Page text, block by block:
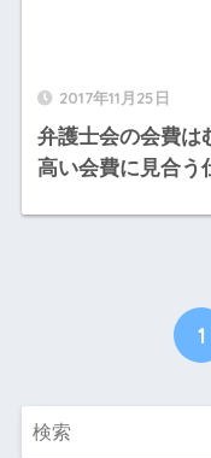
2017年11月25日
弁護士会の会費は
高い会費に見合う
1